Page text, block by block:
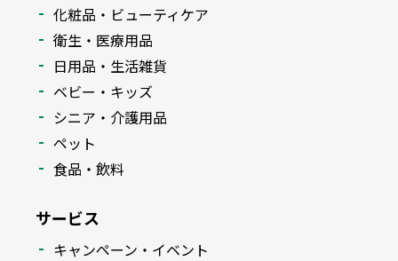
化粧品・ビューティケア
衛生・医療用品
日用品・生活雑貨
ベビー・キッズ
シニア・介護用品
ペット
食品・飲料
サービス
キャンペーン・イベント